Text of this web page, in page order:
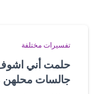
تفسيرات مختلفة
حلمت أني اشوف
جالسات محلهن